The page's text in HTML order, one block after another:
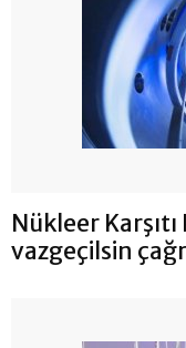
Nükleer
vazgeçilsin